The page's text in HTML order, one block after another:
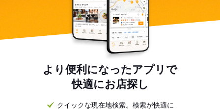
より便利になったアプリで
快適にお店探し
クイックな現在地検索。検索が快適に